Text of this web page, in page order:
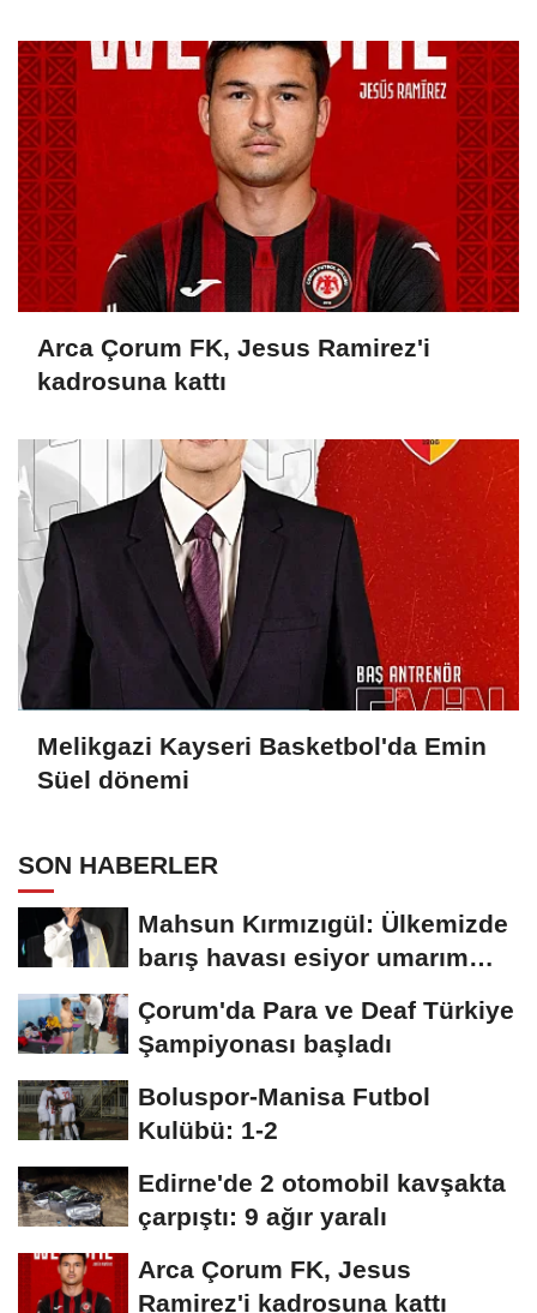
Arca Çorum FK, Jesus Ramirez'i
kadrosuna kattı
Melikgazi Kayseri Basketbol'da Emin
Süel dönemi
SON HABERLER
Mahsun Kırmızıgül: Ülkemizde
barış havası esiyor umarım
Çorum'da Para ve Deaf Türkiye
Şampiyonası başladı
Boluspor-Manisa Futbol
Kulübü: 1-2
Edirne'de 2 otomobil kavşakta
çarpıştı: 9 ağır yaralı
Arca Çorum FK, Jesus
Ramirez'i kadrosuna kattı